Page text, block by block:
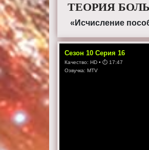
ТЕОРИЯ
«Исчисление
Сезон10 Серия16
Качество:HD • ⏱ 17:47
Озвучка:MTV